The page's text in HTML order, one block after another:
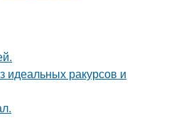
идеальных ракурсов и